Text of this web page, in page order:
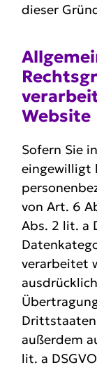
dieser
Website
Sofern Sie
eingewilligt
von Art. 6
Abs. 2 lit. a
verarbeitet
außerdem
lit. a